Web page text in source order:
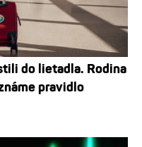
do lietadla. Rodina
pravidlo